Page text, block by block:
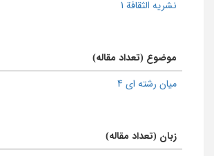
نشریه الثقافة 1
موضوع (تعداد مقاله)
میان رشته ای 4
زبان (تعداد مقاله)